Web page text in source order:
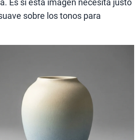
Es si esta imagen necesita justo
sobre los tonos para